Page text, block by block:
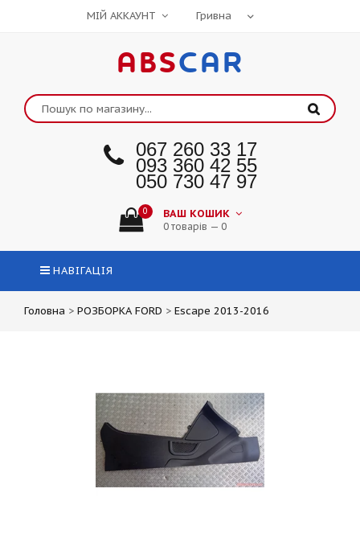
МІЙ АККАУНТ
ABSCAR
067 260 33 17
093 360 42 55
050 730 47 97
0 ВАШ КОШИК
0 товарів — 0
НАВІГАЦІЯ
Головна > РОЗБОРКА FORD > Escape 2013-2016